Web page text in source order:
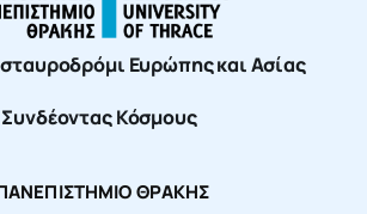
Ευρώπης και Ασίας
Συνδέοντας Κόσμους
ΘΡΑΚΗΣ